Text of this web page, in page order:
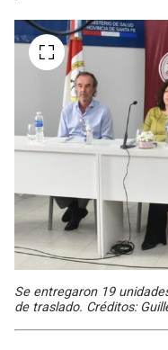
Se entregaron 19
de traslado. Créditos: